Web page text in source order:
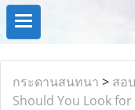
กระดานสนทนา > สอ
Should You Look